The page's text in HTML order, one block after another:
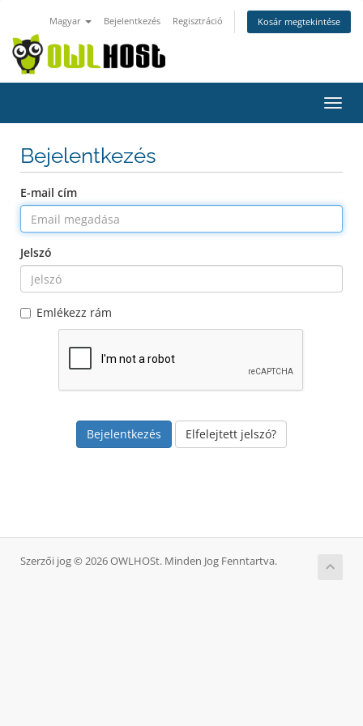
Magyar Bejelentkezés Regisztráció Kosár megtekintése
a
Bejelentkezés
E-mail cím
Jelszó
Emlékezz rám
Elfelejtett jelszó?
Szerzői jog © 2026 OWLHOSt. Minden Jog Fenntartva.